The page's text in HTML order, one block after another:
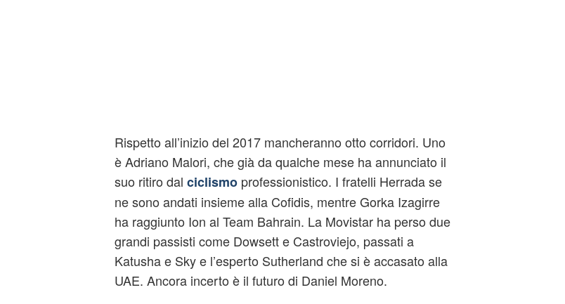
Rispetto all’inizio del 2017 mancheranno otto corridori. Uno
è Adriano Malori, che già da qualche mese ha annunciato il
suo ritiro dal ciclismoprofessionistico. I fratelli Herrada se
ne sono andati insieme alla Cofidis, mentre Gorka Izagirre
ha raggiunto Ion al Team Bahrain. La Movistar ha perso due
grandi passisti come Dowsett e Castroviejo, passati a
Katusha e Sky e l’esperto Sutherland che si è accasato alla
UAE. Ancora incerto è il futuro di Daniel Moreno.